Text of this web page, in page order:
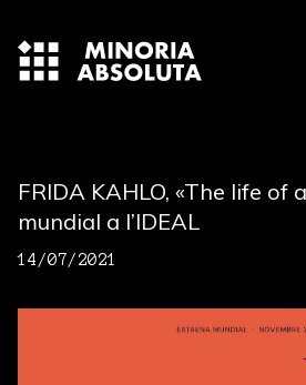
FRIDA KAHLO, «The life of
mundial a l’IDEAL
14/07/2021